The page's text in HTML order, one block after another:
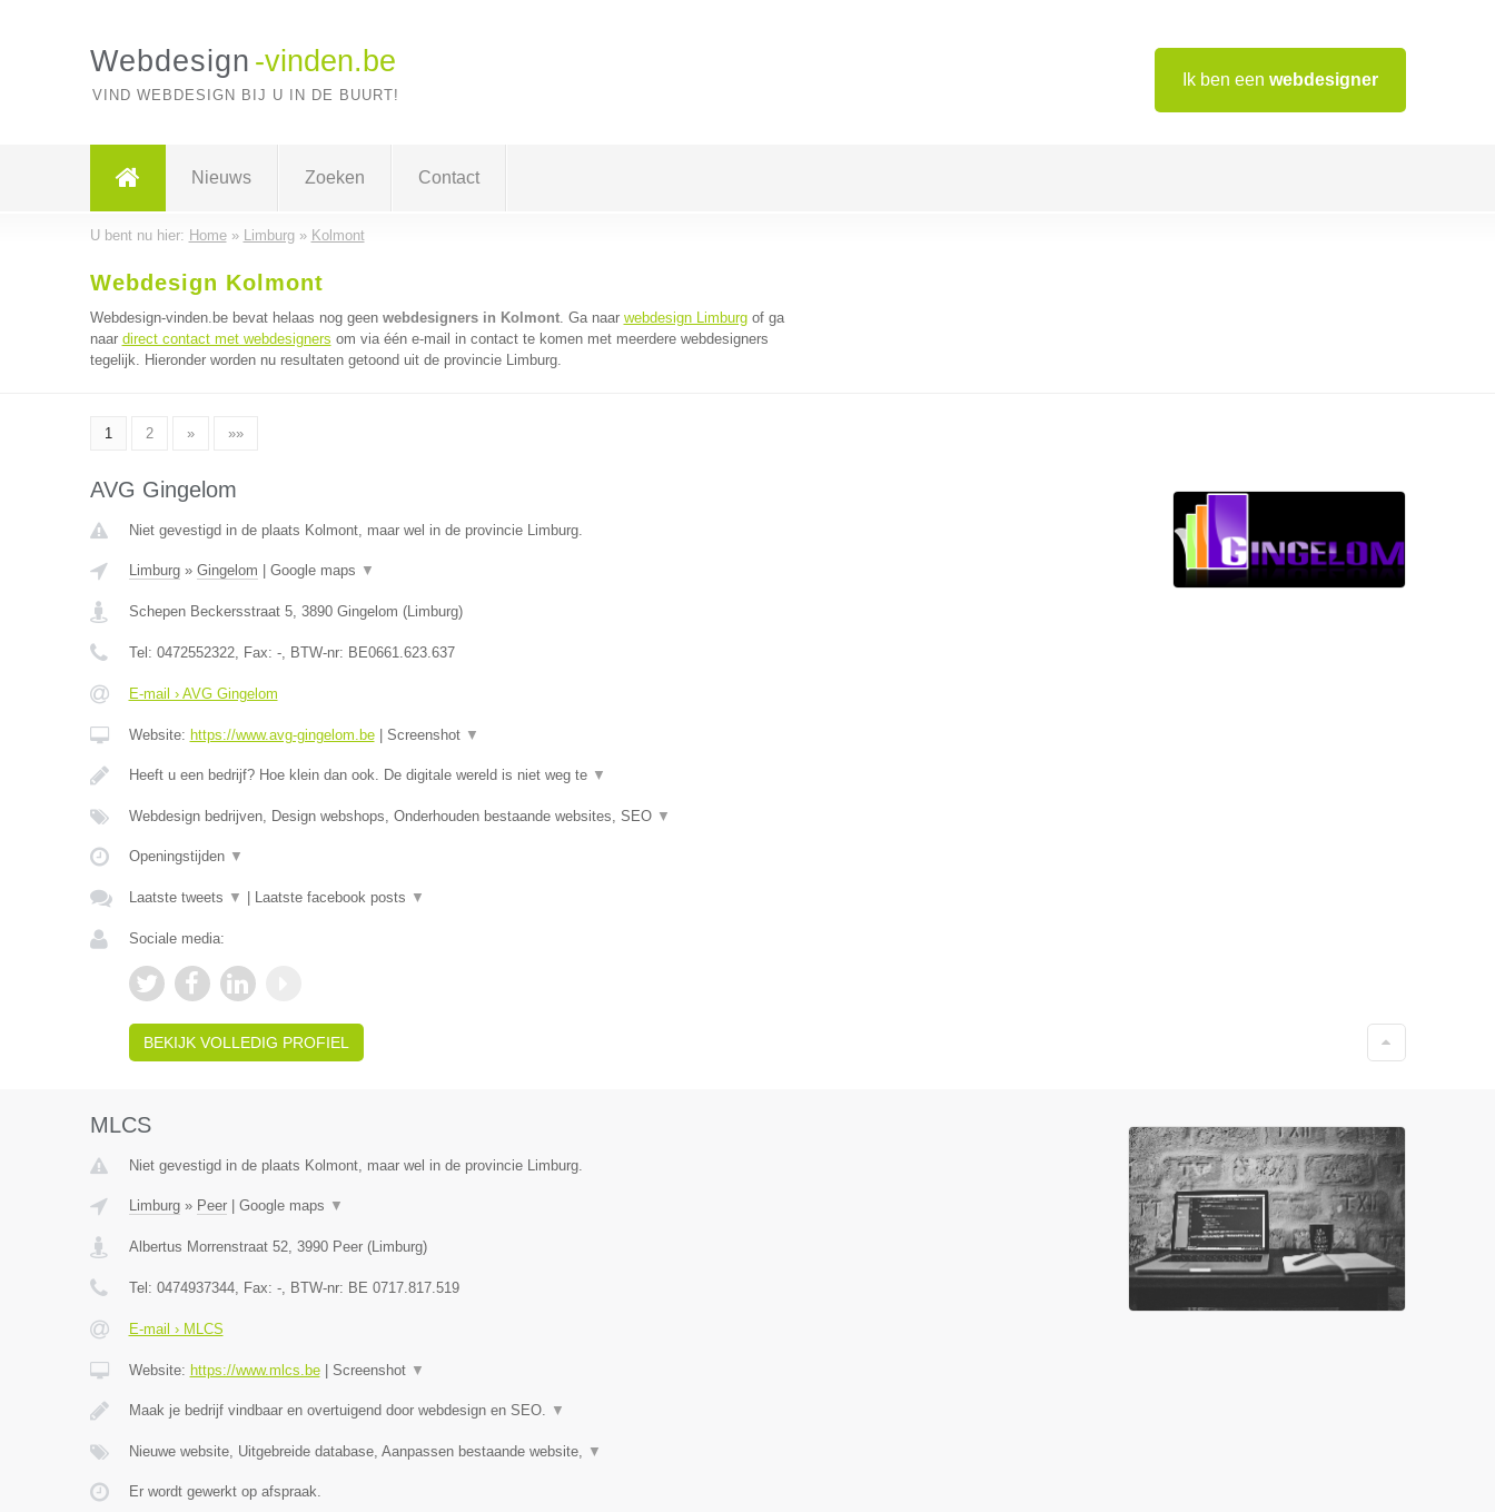
Ik ben een webdesigner
Webdesign -vinden.be
VIND WEBDESIGN BIJ U IN DE BUURT!
Nieuws Zoeken Contact
U bent nu hier: Home» Limburg» Kolmont
Webdesign Kolmont
Webdesign-vinden.be bevat helaas nog geen webdesigners in Kolmont. Ga naar webdesign Limburgof ga
naar direct contact met webdesigners om via één e-mail in contact te komen met meerdere webdesigners
tegelijk. Hieronder worden nu resultaten getoond uit de provincie Limburg.
1 2 » »»
AVG Gingelom
Niet gevestigd in de plaats Kolmont, maar wel in de provincie Limburg.
Limburg» Gingelom Google maps ▼
Schepen Beckersstraat 5, 3890 Gingelom (Limburg)
Tel: 0472552322, Fax: -, BTW-nr: BE0661.623.637
E-mail › AVG Gingelom
Website: https://www.avg-gingelom.be| Screenshot ▼
Heeft u een bedrijf? Hoe klein dan ook. De digitale wereld is niet weg te ▼
Webdesign bedrijven, Design webshops, Onderhouden bestaande websites, SEO ▼
Openingstijden ▼
Laatste tweets ▼ Laatste facebook posts ▼
Sociale media:
BEKIJK VOLLEDIG PROFIEL
MLCS
Niet gevestigd in de plaats Kolmont, maar wel in de provincie Limburg.
Limburg» Peer| Google maps ▼
Albertus Morrenstraat 52, 3990 Peer(Limburg)
Tel: 0474937344, Fax: -, BTW-nr: BE 0717.817.519
E-mail › MLCS
Website: https://www.mlcs.be| Screenshot ▼
Maak je bedrijf vindbaar en overtuigend door webdesign en SEO. ▼
Nieuwe website, Uitgebreide database, Aanpassen bestaande website, ▼
Er wordt gewerkt op afspraak.